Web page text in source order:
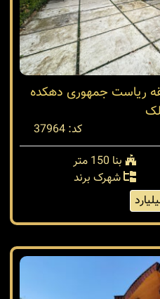
ریاست جمهوری دهکده
کد: 37964
بنا 150 متر
شهرک برند